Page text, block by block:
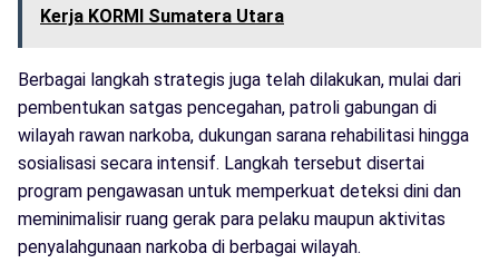
Kerja KORMI Sumatera Utara
Berbagai langkah strategis juga telah dilakukan, mulai dari
pembentukan satgas pencegahan, patroli gabungan di
wilayah rawan narkoba, dukungan sarana rehabilitasi hingga
sosialisasi secara intensif. Langkah tersebut disertai
program pengawasan untuk memperkuat deteksi dini dan
meminimalisir ruang gerak para pelaku maupun aktivitas
penyalahgunaan narkoba di berbagai wilayah.